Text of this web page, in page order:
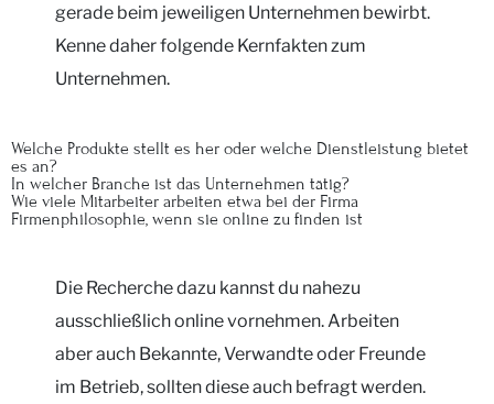
gerade beim jeweiligen Unternehmen bewirbt.
Kenne daher folgende Kernfakten zum
Unternehmen.
Welche Produkte stellt es her oder welche Dienstleistung bietet
es an?
In welcher Branche ist das Unternehmen tätig?
Wie viele Mitarbeiter arbeiten etwa bei der Firma
Firmenphilosophie, wenn sie online zu finden ist
Die Recherche dazu kannst du nahezu
ausschließlich online vornehmen. Arbeiten
aber auch Bekannte, Verwandte oder Freunde
im Betrieb, sollten diese auch befragt werden.